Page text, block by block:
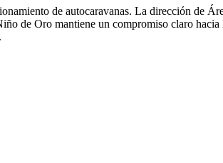
de autocaravanas. La dirección de
de Oro mantiene un compromiso claro hacia